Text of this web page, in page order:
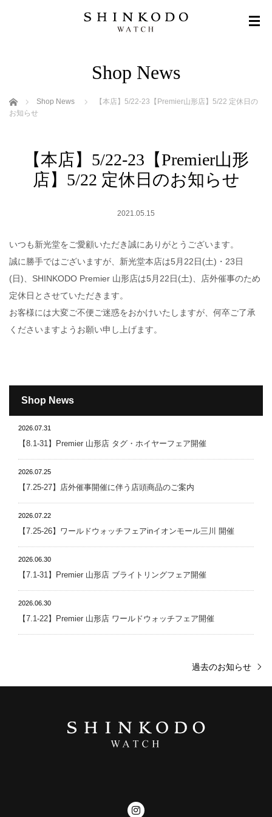
Shop News
ホーム Shop News
【本店】5/22-23【Premier山形店】5/22 定休日の
お知らせ
【本店】5/22-23【Premier山形
店】5/22 定休日のお知らせ
2021.05.15
いつも新光堂をご愛顧いただき誠にありがとうございます。
誠に勝手ではございますが、新光堂本店は5月22日(土)・23日
(日)、SHINKODO Premier 山形店は5月22日(土)、店外催事のため
定休日とさせていただきます。
お客様には大変ご不便ご迷惑をおかけいたしますが、何卒ご了承
くださいますようお願い申し上げます。
Shop News
2026.07.31
【8.1-31】Premier 山形店 タグ・ホイヤーフェア開催
2026.07.25
【7.25-27】店外催事開催に伴う店頭商品のご案内
2026.07.22
【7.25-26】ワールドウォッチフェアinイオンモール三川 開催
2026.06.30
【7.1-31】Premier 山形店 ブライトリングフェア開催
2026.06.30
【7.1-22】Premier 山形店 ワールドウォッチフェア開催
過去のお知らせ